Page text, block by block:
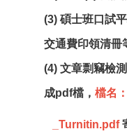
(3) 碩士班口試
交通費印領清冊
(4) 文章剽竊檢
成pdf檔， 檔名
_Turnitin.pdf